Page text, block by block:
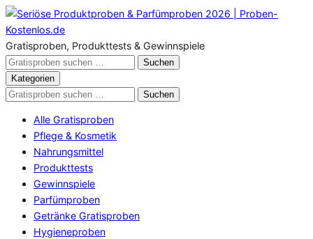
Zum
Inhalt
springen
Gratisproben, Produkttests & Gewinnspiele
Gratisproben
durchsuchen
Suchen
Kategorien
Gratisproben
Suchen
Alle Gratisproben
Pflege & Kosmetik
Nahrungsmittel
Produkttests
Gewinnspiele
Parfümproben
Getränke Gratisproben
Hygieneproben